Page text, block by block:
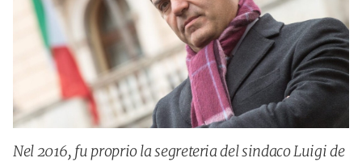
Nel 2016, fu proprio la segreteria del sindaco Luigi de